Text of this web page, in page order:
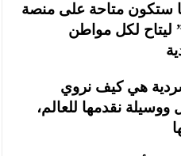
ستكون متاحة على منصة
لكل مواطن
هي كيف نروي
ووسيلة نقدمها للعالم،